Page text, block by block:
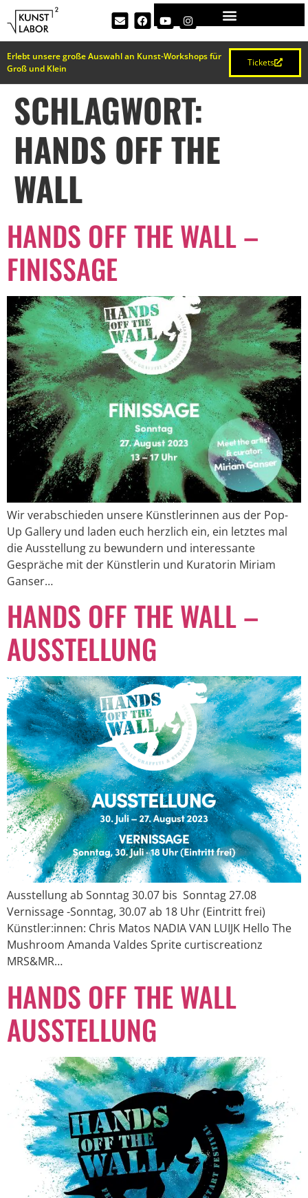
Erlebt unsere große Auswahl an Kunst-Workshops für
Groß und Klein
Tickets
SCHLAGWORT:
HANDS OFF THE
WALL
HANDS OFF THE WALL –
FINISSAGE
Wir verabschieden unsere Künstlerinnen aus der Pop-
Up Gallery und laden euch herzlich ein, ein letztes mal
die Ausstellung zu bewundern und interessante
Gespräche mit der Künstlerin und Kuratorin Miriam
Ganser…
HANDS OFF THE WALL –
AUSSTELLUNG
Ausstellung ab Sonntag 30.07 bis Sonntag 27.08
Vernissage -Sonntag, 30.07 ab 18 Uhr (Eintritt frei)
Künstler:innen: Chris Matos NADIA VAN LUIJK Hello The
Mushroom Amanda Valdes Sprite curtiscreationz
MRS&MR…
HANDS OFF THE WALL
AUSSTELLUNG